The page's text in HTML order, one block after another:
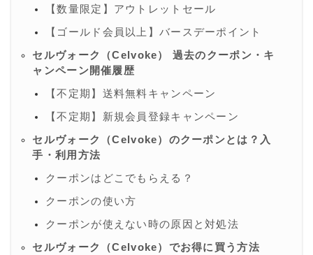
【数量限定】アウトレットセール
【ゴールド会員以上】バースデーポイント
セルヴォーク（Celvoke） 過去のクーポン・キ
ャンペーン開催履歴
【不定期】送料無料キャンペーン
【不定期】新規会員登録キャンペーン
セルヴォーク（Celvoke）のクーポンとは？入
手・利用方法
クーポンはどこでもらえる？
クーポンの使い方
クーポンが使えない時の原因と対処法
セルヴォーク（Celvoke）でお得に買う方法